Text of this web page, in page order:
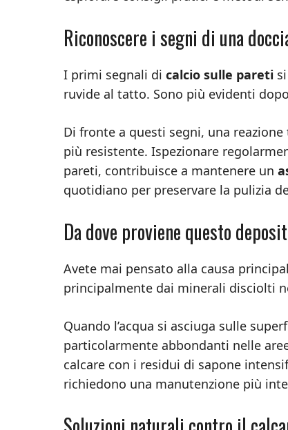
Riconoscere i segni di una
I primi segnali di calcio sulle pareti
ruvide al tatto. Sono più evidenti
Di fronte a questi segni, una
più resistente. Ispezionare
pareti, contribuisce a mantenere un
quotidiano per preservare la pulizia
Da dove proviene questo
Avete mai pensato alla causa
principalmente dai minerali disciolti
Quando l’acqua si asciuga sulle
particolarmente abbondanti nelle
calcare con i residui di sapone
richiedono una manutenzione più